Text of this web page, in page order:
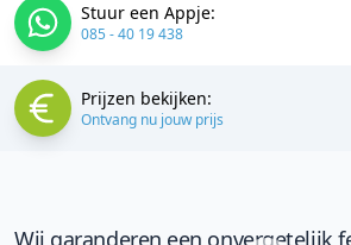
Stuur een Appje:
085 - 40 19 438
Prijzen bekijken:
Ontvang nu jouw prijs